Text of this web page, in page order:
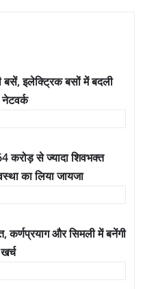
बसें, इलेक्ट्रिक बसों में बदली
नेटवर्क
करोड़ से ज्यादा शिवभक्त
का लिया जायजा
कर्णप्रयाग और सिमली में बनेंगी